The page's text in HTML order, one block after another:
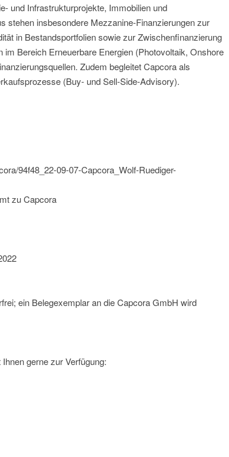
und Infrastrukturprojekte, Immobilien und
stehen insbesondere Mezzanine-Finanzierungen zur
in Bestandsportfolien sowie zur Zwischenfinanzierung
Bereich Erneuerbare Energien (Photovoltaik, Onshore
Zudem begleitet Capcora als
(Buy- und Sell-Side-Advisory).
94f48_22-09-07-Capcora_Wolf-Ruediger-
zu Capcora
ein Belegexemplar an die Capcora GmbH wird
gerne zur Verfügung: